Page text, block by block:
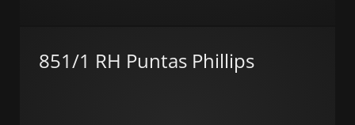
851/1 RH Puntas Phillips